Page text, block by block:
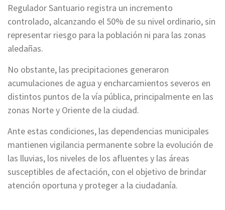
Regulador Santuario registra un incremento
controlado, alcanzando el 50% de su nivel ordinario, sin
representar riesgo para la población ni para las zonas
aledañas.
No obstante, las precipitaciones generaron
acumulaciones de agua y encharcamientos severos en
distintos puntos de la vía pública, principalmente en las
zonas Norte y Oriente de la ciudad.
Ante estas condiciones, las dependencias municipales
mantienen vigilancia permanente sobre la evolución de
las lluvias, los niveles de los afluentes y las áreas
susceptibles de afectación, con el objetivo de brindar
atención oportuna y proteger a la ciudadanía.